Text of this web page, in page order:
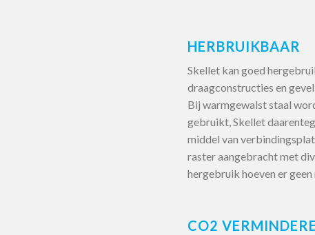
HERBRUIKBAAR
Skellet kan goed
draagconstructies en
Bij warmgewalst staal
gebruikt, Skellet
middel van
raster aangebracht met
hergebruik hoeven er geen
CO2